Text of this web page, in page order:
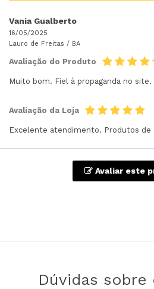
Vania Gualberto
16/05/2025
Lauro de Freitas / BA
Avaliação do Produto
Muito bom. Fiel à propaganda no site.
Avaliação da Loja
Excelente atendimento. Produtos de
Avaliar este
Dúvidas